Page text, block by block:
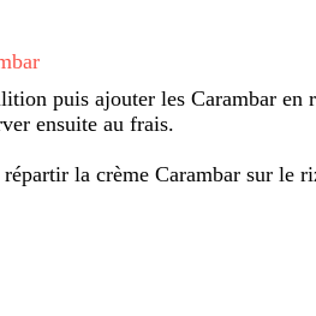
puis ajouter les Carambar en
ensuite au frais.
la crème Carambar sur le